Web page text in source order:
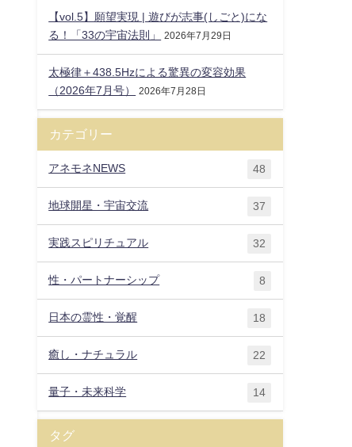
【vol.5】願望実現 | 遊びが志事(しごと)にな
る！「33の宇宙法則」
2026年7月29日
太極律＋438.5Hzによる驚異の変容効果
（2026年7月号）
2026年7月28日
カテゴリー
アネモネNEWS 48
地球開星・宇宙交流 37
実践スピリチュアル 32
性・パートナーシップ 8
日本の霊性・覚醒 18
癒し・ナチュラル 22
量子・未来科学 14
タグ